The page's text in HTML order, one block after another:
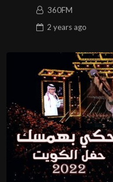
360FM
2 yearsago